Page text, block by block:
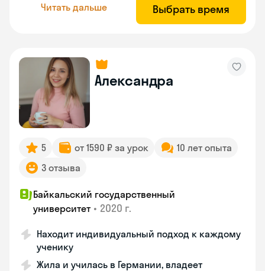
Читать дальше Выбрать время
Александра
5 от 1590 ₽ за урок
10 лет опыта
3 отзыва
Байкальский государственный
университет • 2020 г.
Находит индивидуальный подход к каждому
ученику
Жила и училась в Германии, владеет